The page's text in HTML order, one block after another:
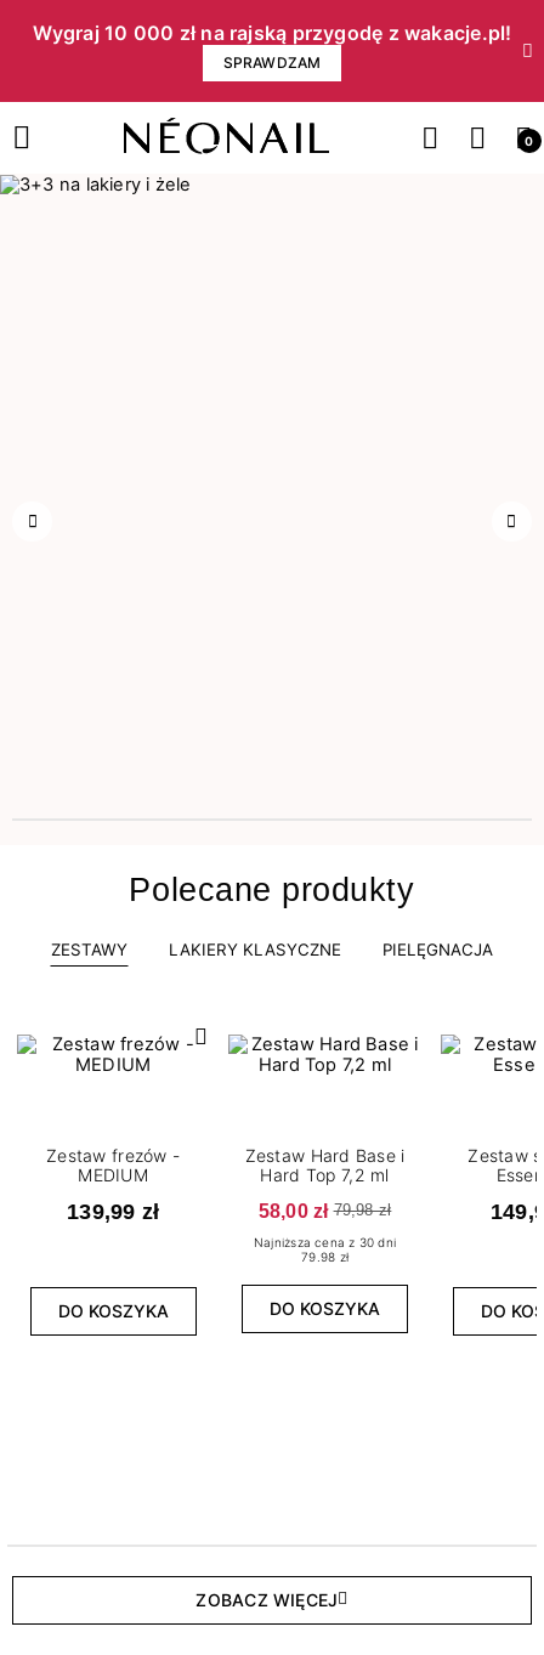
Wygraj 10 000 zł na rajską przygodę z wakacje.pl!​
SPRAWDZAM
0
Polecane produkty
ZESTAWY LAKIERY KLASYCZNE PIELĘGNACJA
Zestaw frezów -
MEDIUM
139,99 zł
DO KOSZYKA
Zestaw Hard Base i
Hard Top 7,2 ml
58,00 zł 79,98 zł
Najniższa cena z 30 dni
79.98 zł
DO KOSZYKA
Zestaw
DO
ZOBACZ WIĘCEJ